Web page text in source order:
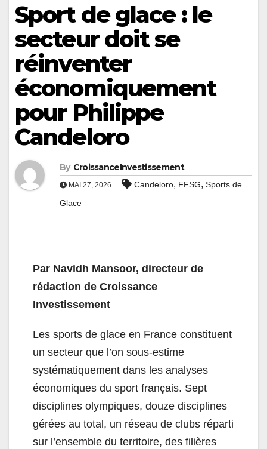
Sport de glace : le
secteur doit se
réinventer
économiquement
pour Philippe
Candeloro
By CroissanceInvestissement
MAI 27, 2026 Candeloro, FFSG, Sports de
Glace
Par Navidh Mansoor, directeur de
rédaction de Croissance
Investissement
Les sports de glace en France constituent
un secteur que l’on sous-estime
systématiquement dans les analyses
économiques du sport français. Sept
disciplines olympiques, douze disciplines
gérées au total, un réseau de clubs réparti
sur l’ensemble du territoire, des filières